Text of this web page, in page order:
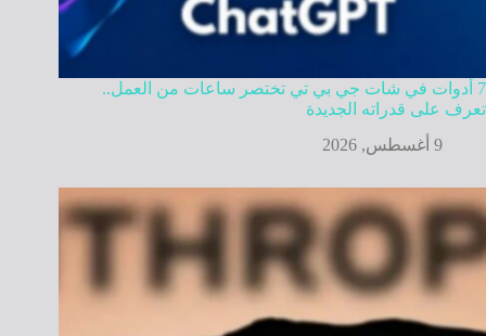
7 أدوات في شات جي بي تي تختصر ساعات من العمل..
تعرف على قدراته الجديدة
9 أغسطس, 2026